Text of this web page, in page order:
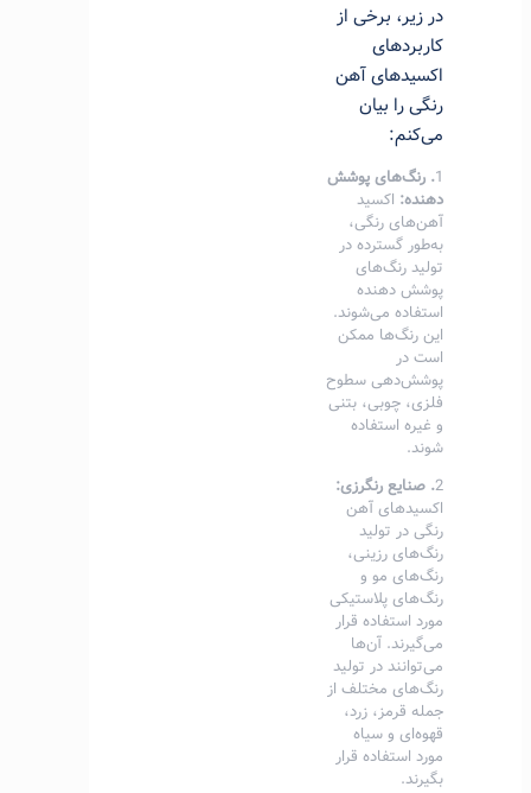
در زیر، برخی از
کاربردهای
اکسیدهای آهن
رنگی را بیان
می‌کنم:
1. رنگ‌های پوشش
دهنده: اکسید
آهن‌های رنگی،
به‌طور گسترده در
تولید رنگ‌های
پوشش دهنده
استفاده می‌شوند.
این رنگ‌ها ممکن
است در
پوشش‌دهی سطوح
فلزی، چوبی، بتنی
و غیره استفاده
شوند.
2. صنایع رنگرزی:
اکسیدهای آهن
رنگی در تولید
رنگ‌های رزینی،
رنگ‌های مو و
رنگ‌های پلاستیکی
مورد استفاده قرار
می‌گیرند. آن‌ها
می‌توانند در تولید
رنگ‌های مختلف از
جمله قرمز، زرد،
قهوه‌ای و سیاه
مورد استفاده قرار
بگیرند.